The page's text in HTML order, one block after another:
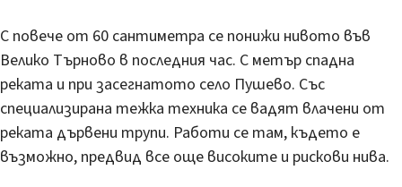
С повече от 60 сантиметра се понижи нивото във
Велико Търново в последния час. С метър спадна
реката и при засегнатото село Пушево. Със
специализирана тежка техника се вадят влачени от
реката дървени трупи. Работи се там, където е
възможно, предвид все още високите и рискови нива.